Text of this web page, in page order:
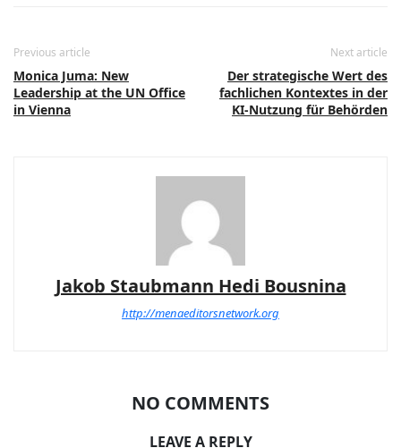
Previous article
Monica Juma: New
Leadership at the UN Office
in Vienna
Next article
Der strategische Wert des
fachlichen Kontextes in der
KI-Nutzung für Behörden
Jakob Staubmann Hedi Bousnina
http://menaeditorsnetwork.org
NO COMMENTS
LEAVE A REPLY